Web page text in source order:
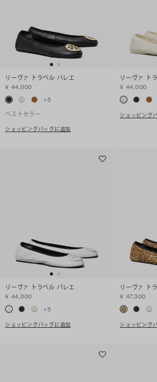
リーヴァ トラベル バレエ
¥ 44,000
+5
ベストセラー
ショッピングバッグに追加
リーヴァ ト
¥ 44,000
ショッピング
リーヴァ トラベル バレエ
¥ 44,000
+5
ショッピングバッグに追加
リーヴァ ト
¥ 47,300
ショッピング